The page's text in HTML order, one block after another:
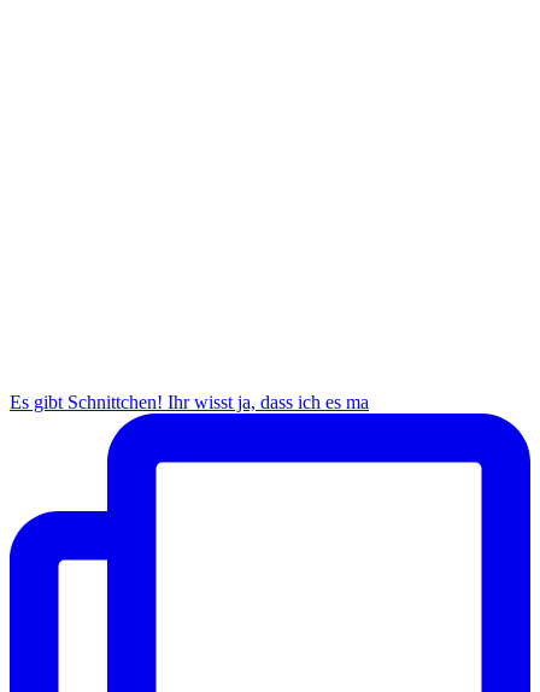
Es gibt Schnittchen! Ihr wisst ja, dass ich es ma